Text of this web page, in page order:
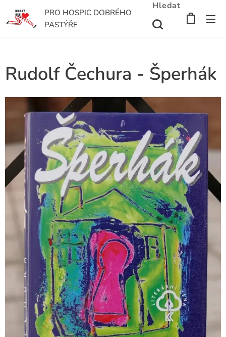
PRO HOSPIC DOBRÉHO
PASTÝŘE
Hledat
Rudolf Čechura - Šperhák